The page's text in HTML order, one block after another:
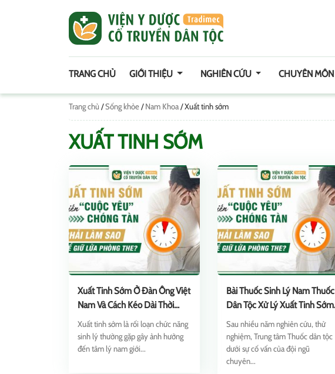
TRANG CHỦ GIỚI THIỆU NGHIÊN CỨU CHUYÊN MÔN
Trang chủ /Sống khỏe/Nam Khoa/Xuất tinh sớm
XUẤT TINH SỚM
Xuất Tinh Sớm Ở Đàn Ông Việt
Nam Và Cách Kéo Dài Thời
Gian Quan Hệ Từ Thuốc Nam
Xuất tinh sớm là rối loạn chức năng
sinh lý thường gặp gây ảnh hưởng
đến tâm lý nam giới...
Bài Thuốc Sinh Lý Nam Thuốc
Dân Tộc Xử Lý Xuất Tinh Sớm
[Quan Hệ Lâu Và Sung Mãn]
Sau nhiều năm nghiên cứu, thử
nghiệm, Trung tâm Thuốc dân tộc
dưới sự cố vấn của đội ngũ
chuyên...